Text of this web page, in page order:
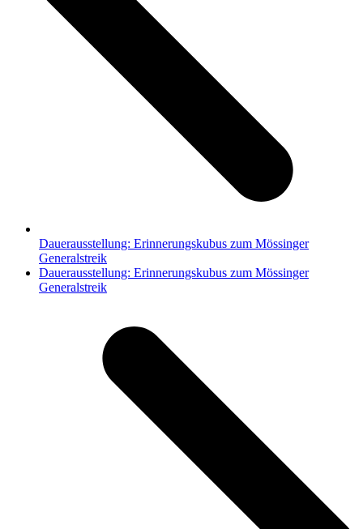
Dauerausstellung: Erinnerungskubus zum Mössinger
Generalstreik
Nächster
Beitrag:
Dauerausstellung: Erinnerungskubus zum Mössinger
Generalstreik